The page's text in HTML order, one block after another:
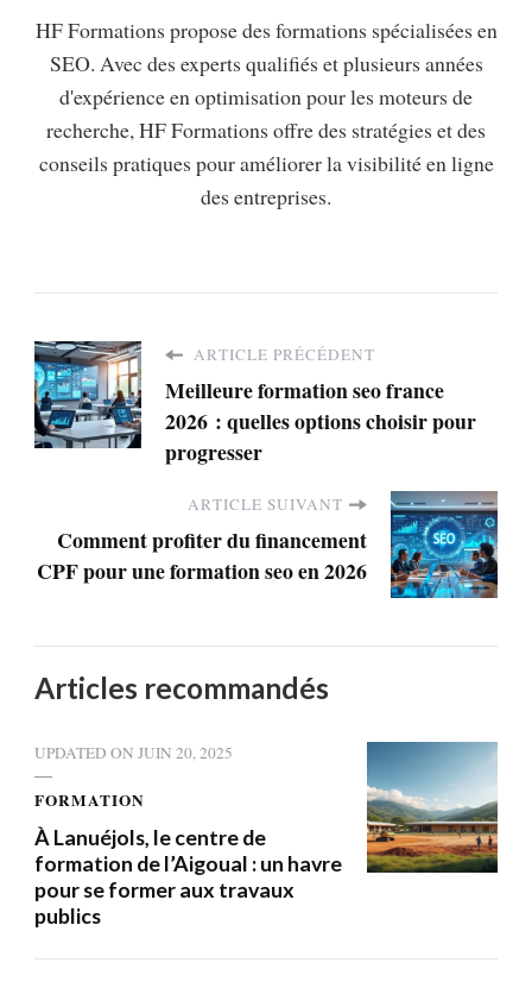
HF Formations propose des formations spécialisées en
SEO. Avec des experts qualifiés et plusieurs années
d'expérience en optimisation pour les moteurs de
recherche, HF Formations offre des stratégies et des
conseils pratiques pour améliorer la visibilité en ligne
des entreprises.
ARTICLE PRÉCÉDENT
Meilleure formation seo france
2026 : quelles options choisir pour
progresser
ARTICLE SUIVANT
Comment profiter du financement
CPF pour une formation seo en 2026
Articles recommandés
UPDATED ON JUIN 20, 2025
FORMATION
À Lanuéjols, le centre de
formation de l’Aigoual : un havre
pour se former aux travaux
publics